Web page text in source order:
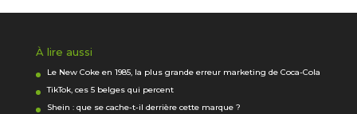
À lire aussi
Le New Coke en 1985, la plus grande erreur marketing de Coca-Cola
TikTok, ces 5 belges qui percent
Shein : que se cache-t-il derrière cette marque ?